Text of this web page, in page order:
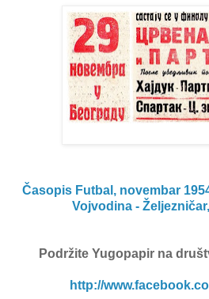
Časopis Futbal, novembar
Vojvodina -
Podržite Yugopapirna
http://